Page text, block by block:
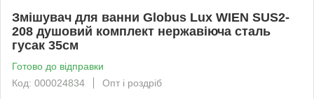
Змішувач для ванни Globus Lux WIEN SUS2-
208 душовий комплект нержавіюча сталь
гусак 35см
Готово до відправки
Код: 000024834
Опт і роздріб